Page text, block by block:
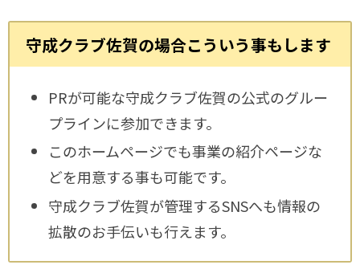
守成クラブ佐賀の場合こういう事もします
PRが可能な守成クラブ佐賀の公式のグルー
プラインに参加できます。
このホームページでも事業の紹介ページな
どを用意する事も可能です。
守成クラブ佐賀が管理するSNSへも情報の
拡散のお手伝いも行えます。